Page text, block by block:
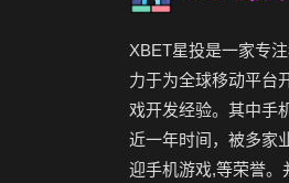
XBET星投是一家专
力于为全球移动平台
戏开发经验。其中手
近一年时间，被多家
迎手机游戏,等荣誉。